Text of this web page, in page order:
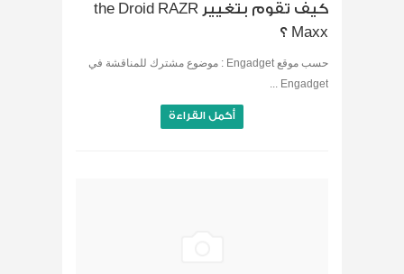
كيف تقوم بتغيير the Droid RAZR
Maxx ؟
حسب موقع Engadget : موضوع مشترك للمناقشة في
Engadget ...
أكمل القراءة